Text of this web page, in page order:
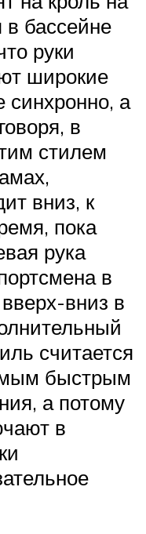
в бассейне
руки
широкие
синхронно, а
в
стилем
вниз, к
пока
рука
в
вниз в
считается
быстрым
а потому
в